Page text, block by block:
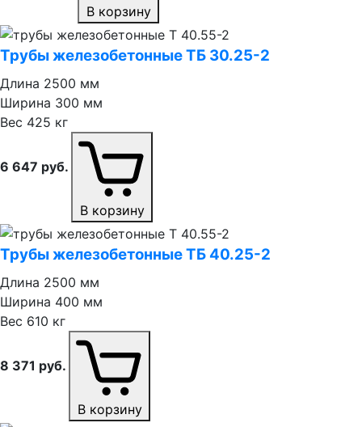
В корзину
Трубы железобетонные ТБ 30.25⁠-⁠2
Длина 2500 мм
Ширина 300 мм
Вес 425 кг
6 647 руб.
В корзину
Трубы железобетонные ТБ 40.25⁠-⁠2
Длина 2500 мм
Ширина 400 мм
Вес 610 кг
8 371 руб.
В корзину